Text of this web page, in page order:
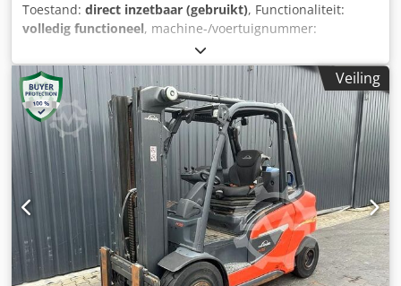
Toestand: direct inzetbaar (gebruikt), Functionaliteit:
volledig functioneel, machine-/voertuignummer:
2017
draagvermogen:2.500 kg, hefhoogte:3.450 mm,
brandstoftype:
diesel, masttype: Simplex
, bouwhoogte:
2.377 mm , Geen minimumprijs – gegarandeerde verkoop
tegen het hoogste bod! TECHNISCHE GEGEVENS
Draagvermogen: 2.500 kg Crjdpfozrgbpox Apyjf Hefhoogte:
3.450 mm MACHINEGEGEVENS Brandstoftype: Diesel
Masttype: Simplex ISO-klasse: 2 (1.000–2.500 kg)
Bouwhoogte: 2.377 mm UITRUSTING Zijdelings
verschuifbaar 3e hydraulische leiding Externe referentie:
SL12069SP
Veiling